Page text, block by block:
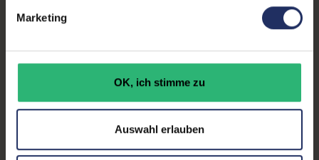
Marketing
OK, ich stimme zu
Auswahl erlauben
Prozessor:
AMD Ryzen 5 Pro 5650U
GTIN/EAN: 4255867573761
224,4 x 327,5 x 16,81 mm